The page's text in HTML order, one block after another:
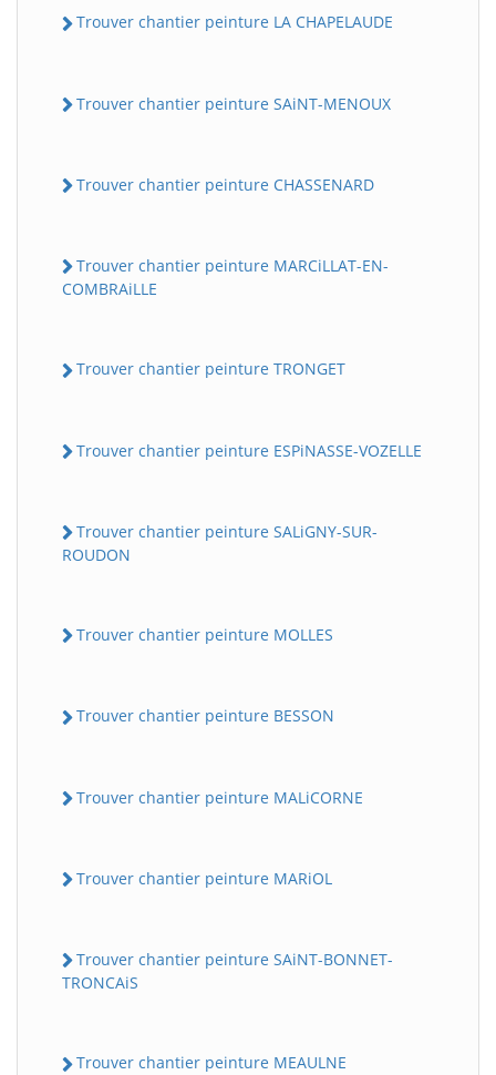
Trouver chantier peinture LA CHAPELAUDE
Trouver chantier peinture SAiNT-MENOUX
Trouver chantier peinture CHASSENARD
Trouver chantier peinture MARCiLLAT-EN-
COMBRAiLLE
Trouver chantier peinture TRONGET
Trouver chantier peinture ESPiNASSE-VOZELLE
Trouver chantier peinture SALiGNY-SUR-
ROUDON
Trouver chantier peinture MOLLES
Trouver chantier peinture BESSON
Trouver chantier peinture MALiCORNE
Trouver chantier peinture MARiOL
Trouver chantier peinture SAiNT-BONNET-
TRONCAiS
Trouver chantier peinture MEAULNE